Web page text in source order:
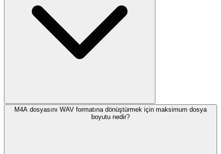
M4A dosyasını WAV formatına dönüştürmek için maksimum dosya
boyutu nedir?